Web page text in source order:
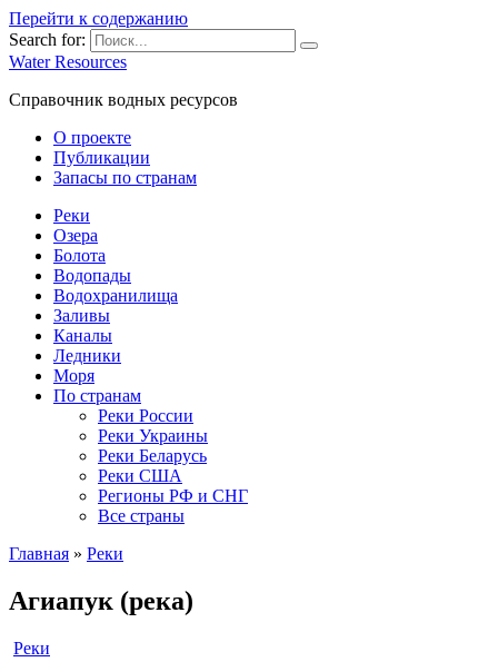
Перейти к содержанию
Search for:
Water Resources
Справочник водных ресурсов
О проекте
Публикации
Запасы по странам
Реки
Озера
Болота
Водопады
Водохранилища
Заливы
Каналы
Ледники
Моря
По странам
Реки России
Реки Украины
Реки Беларусь
Реки США
Регионы РФ и СНГ
Все страны
Главная » Реки
Агиапук (река)
Реки